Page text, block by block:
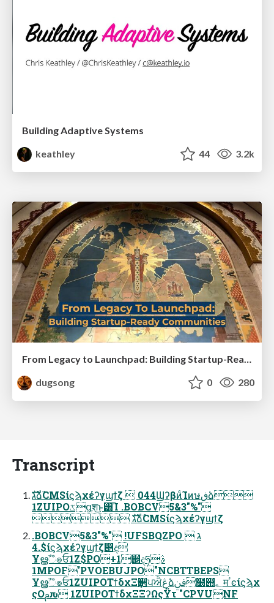
Building Adaptive Systems
keathley
44 3.2k
dugsong
0 280
Transcript
גࣜձࣾCMSίϛϡχέʔγϣϯζ  044ϢʔβͷͨΊͷษڧձ
1ZUIPOػցֶश͜ͱ͸͡Ί .BOBCV5&3"%"
 גࣜձࣾCMSίϛϡχέʔγϣϯζ
.BOBCV5&3"%" !UFSBQZPO  ג
$.4ίϛϡχέʔγϣϯζ୅ද
Ұൠࣾஂ๏ਓ1Z$PO+1୅දཧࣄ
1MPOF'PVOEBUJPO"NCBTTBEPS
Ұൠࣾஂ๏ਓ1ZUIPOΤϯδχΞҭ੒ਪਐڠձࢼݧ໰୊؂मٴͼίϛϡχ
ςΟࢧԉ 1ZUIPOΤϯδχΞ݉ΞʔΩςΫτ "CPVUNF